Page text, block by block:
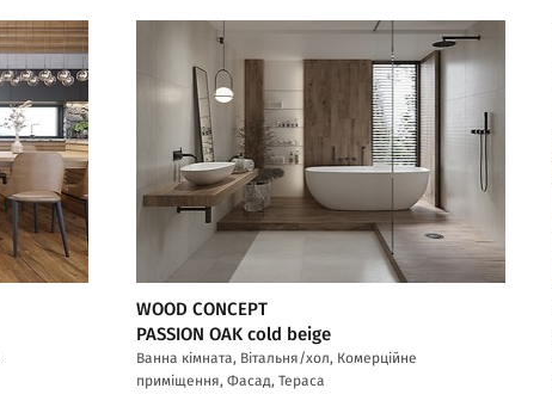
WOOD CONCEPT
PASSION OAK cold beige
Ванна кімната, Вітальня/хол, Комерційне
приміщення, Фасад, Тераса